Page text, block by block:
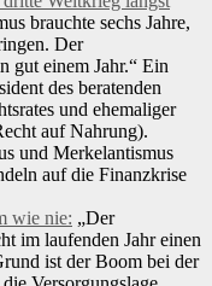
brauchte sechs Jahre,
Der
gut einem Jahr.“ Ein
des beratenden
und ehemaliger
auf Nahrung).
und Merkelantismus
auf die Finanzkrise
wie nie: „Der
im laufenden Jahr einen
ist der Boom bei der